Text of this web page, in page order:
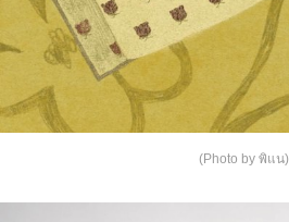
(Photo by พิแน)